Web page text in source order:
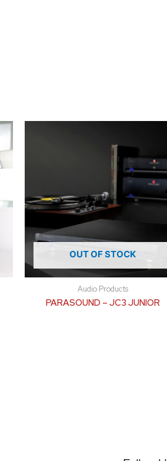
OUT OF STOCK
Audio Products
PARASOUND – JC3 JUNIOR